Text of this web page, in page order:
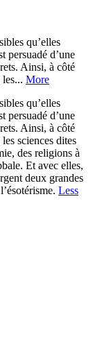
qu’elles
persuadé d’une
Ainsi, à côté
More
qu’elles
persuadé d’une
Ainsi, à côté
sciences dites
des religions à
Et avec elles,
deux grandes
Less